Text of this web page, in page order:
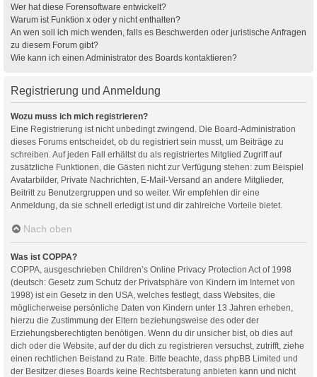
Wer hat diese Forensoftware entwickelt?
Warum ist Funktion x oder y nicht enthalten?
An wen soll ich mich wenden, falls es Beschwerden oder juristische Anfragen
zu diesem Forum gibt?
Wie kann ich einen Administrator des Boards kontaktieren?
Registrierung und Anmeldung
Wozu muss ich mich registrieren?
Eine Registrierung ist nicht unbedingt zwingend. Die Board-Administration
dieses Forums entscheidet, ob du registriert sein musst, um Beiträge zu
schreiben. Auf jeden Fall erhältst du als registriertes Mitglied Zugriff auf
zusätzliche Funktionen, die Gästen nicht zur Verfügung stehen: zum Beispiel
Avatarbilder, Private Nachrichten, E-Mail-Versand an andere Mitglieder,
Beitritt zu Benutzergruppen und so weiter. Wir empfehlen dir eine
Anmeldung, da sie schnell erledigt ist und dir zahlreiche Vorteile bietet.
Nach oben
Was ist COPPA?
COPPA, ausgeschrieben Children’s Online Privacy Protection Act of 1998
(deutsch: Gesetz zum Schutz der Privatsphäre von Kindern im Internet von
1998) ist ein Gesetz in den USA, welches festlegt, dass Websites, die
möglicherweise persönliche Daten von Kindern unter 13 Jahren erheben,
hierzu die Zustimmung der Eltern beziehungsweise des oder der
Erziehungsberechtigten benötigen. Wenn du dir unsicher bist, ob dies auf
dich oder die Website, auf der du dich zu registrieren versuchst, zutrifft, ziehe
einen rechtlichen Beistand zu Rate. Bitte beachte, dass phpBB Limited und
der Besitzer dieses Boards keine Rechtsberatung anbieten kann und nicht